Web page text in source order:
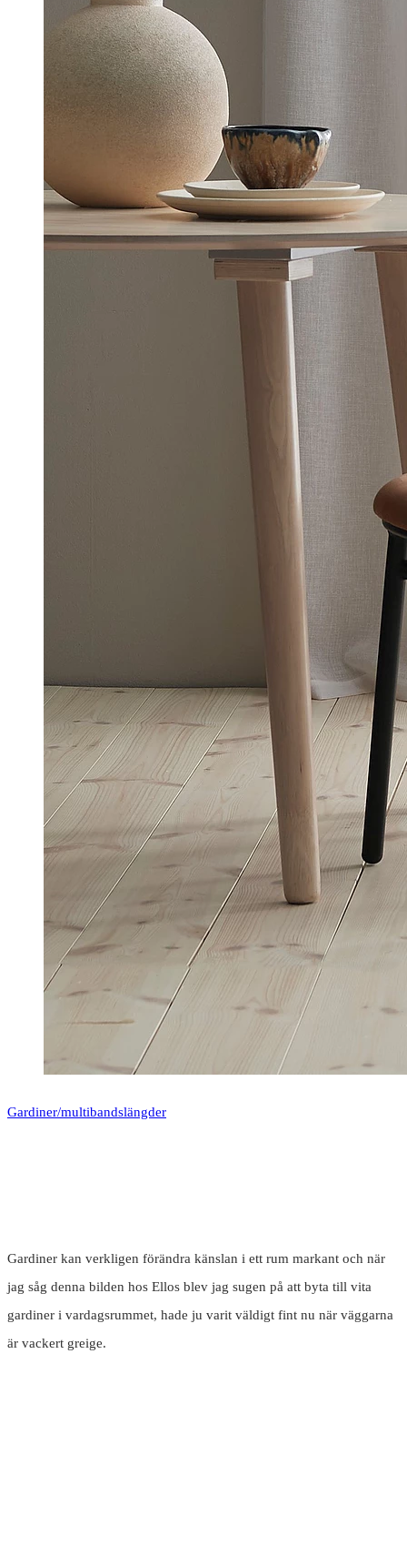
Gardiner/multibandslängder
Gardiner kan verkligen förändra känslan i ett rum markant och när
jag såg denna bilden hos Ellos blev jag sugen på att byta till vita
gardiner i vardagsrummet, hade ju varit väldigt fint nu när väggarna
är vackert greige.